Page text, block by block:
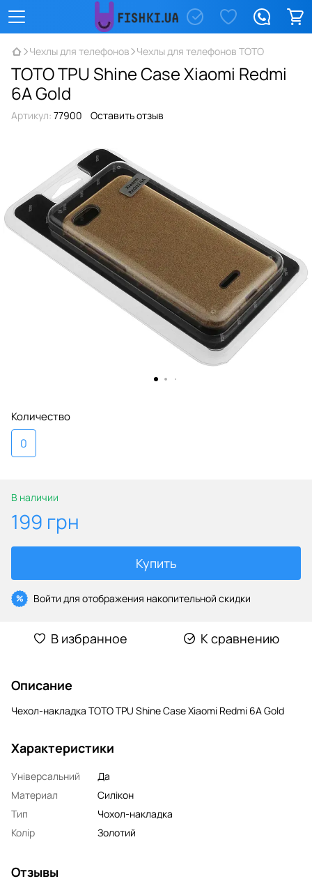
Чехлы для телефонов Чехлы для телефонов TOTO
TOTO TPU Shine Case Xiaomi Redmi
6A Gold
Артикул: 77900 Оставить отзыв
Количество
0
В наличии
199 грн
Купить
% Войти для отображения накопительной скидки
В избранное К сравнению
Описание
Чехол-накладка TOTO TPU Shine Case Xiaomi Redmi 6A Gold
Характеристики
Універсальний
Да
Материал
Силікон
Тип
Чохол-накладка
Колір
Золотий
Отзывы